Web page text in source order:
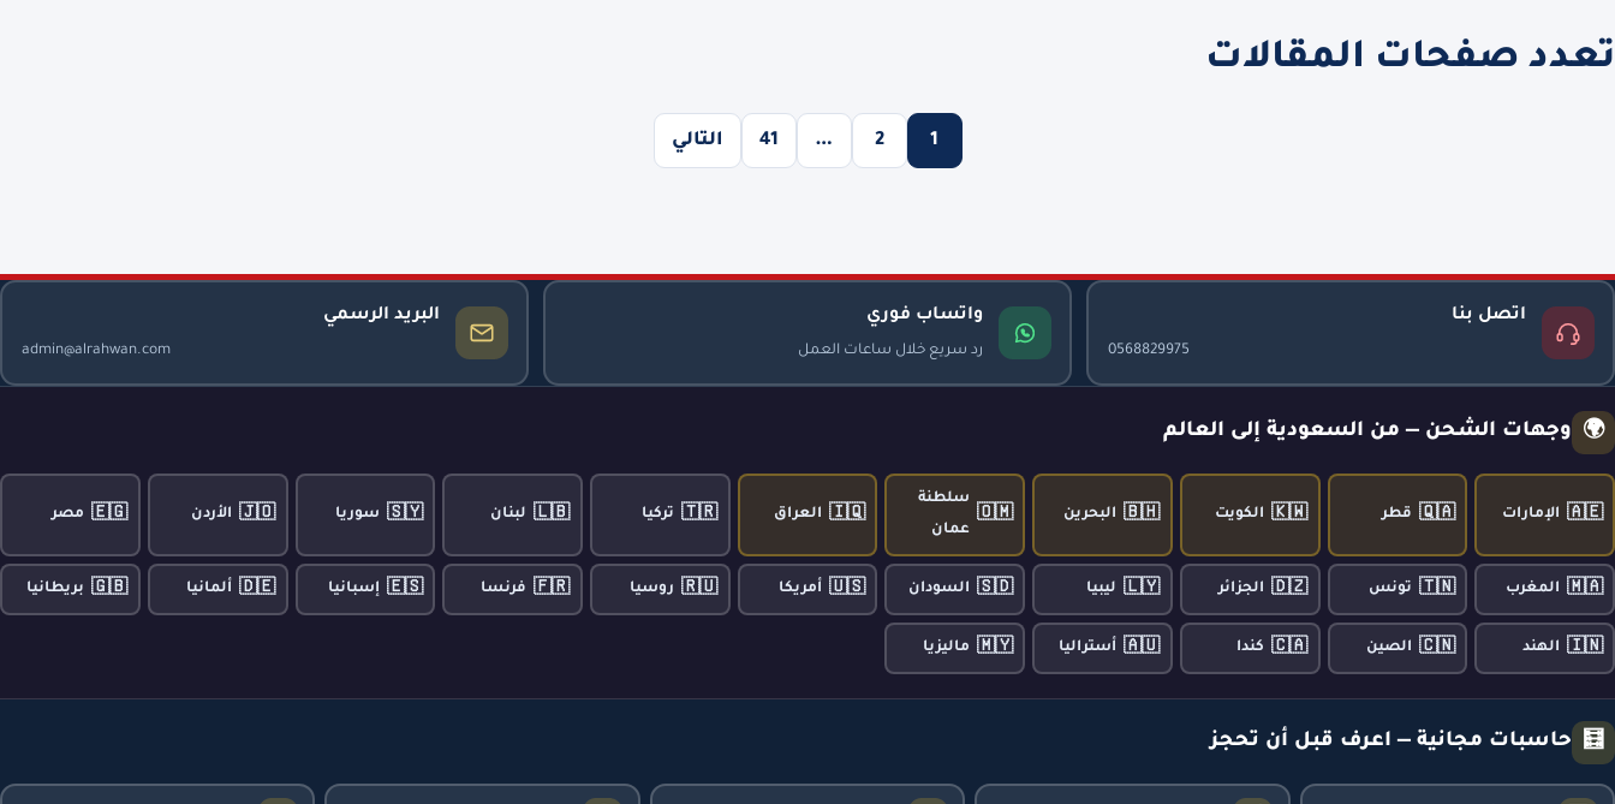
تعدد صفحات المقالات
1
2
…
41 التالي
اتصل بنا
0568829975
واتساب فوري
رد سريع خلال ساعات العمل
البريد الرسمي
admin@alrahwan.com
🌍 وجهات الشحن — من السعودية إلى العالم
🇦🇪 الإمارات 🇶🇦 قطر 🇰🇼 الكويت 🇧🇭 البحرين 🇴🇲
سلطنة
عمان
🇮🇶 العراق 🇹🇷 تركيا 🇱🇧 لبنان 🇸🇾 سوريا 🇯🇴 الأردن 🇪🇬 مصر
🇲🇦 المغرب 🇹🇳 تونس 🇩🇿 الجزائر 🇱🇾 ليبيا 🇸🇩 السودان 🇺🇸 أمريكا 🇷🇺 روسيا 🇫🇷 فرنسا 🇪🇸 إسبانيا 🇩🇪 ألمانيا 🇬🇧 بريطانيا
🇮🇳 الهند 🇨🇳 الصين 🇨🇦 كندا 🇦🇺 أستراليا 🇲🇾 ماليزيا
🧮 حاسبات مجانية — اعرف قبل أن تحجز